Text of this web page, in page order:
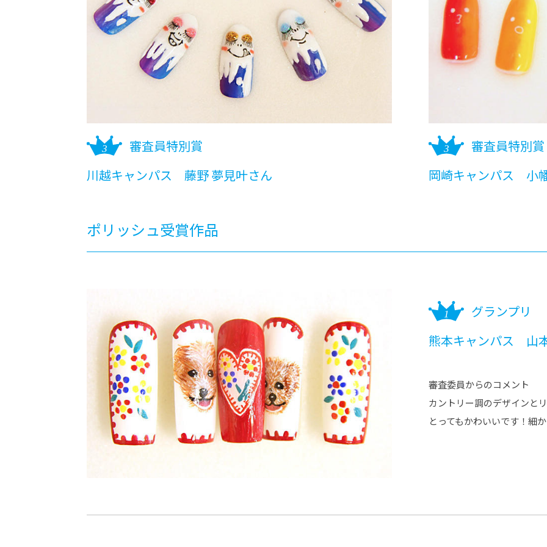
審査員特別賞
川越キャンパス 藤野 夢見叶さん
審査員特別賞
岡崎キャンパス 小
ポリッシュ受賞作品
グランプリ
熊本キャンパス 山
審査委員からのコメント
カントリー調のデザインと
とってもかわいいです！細